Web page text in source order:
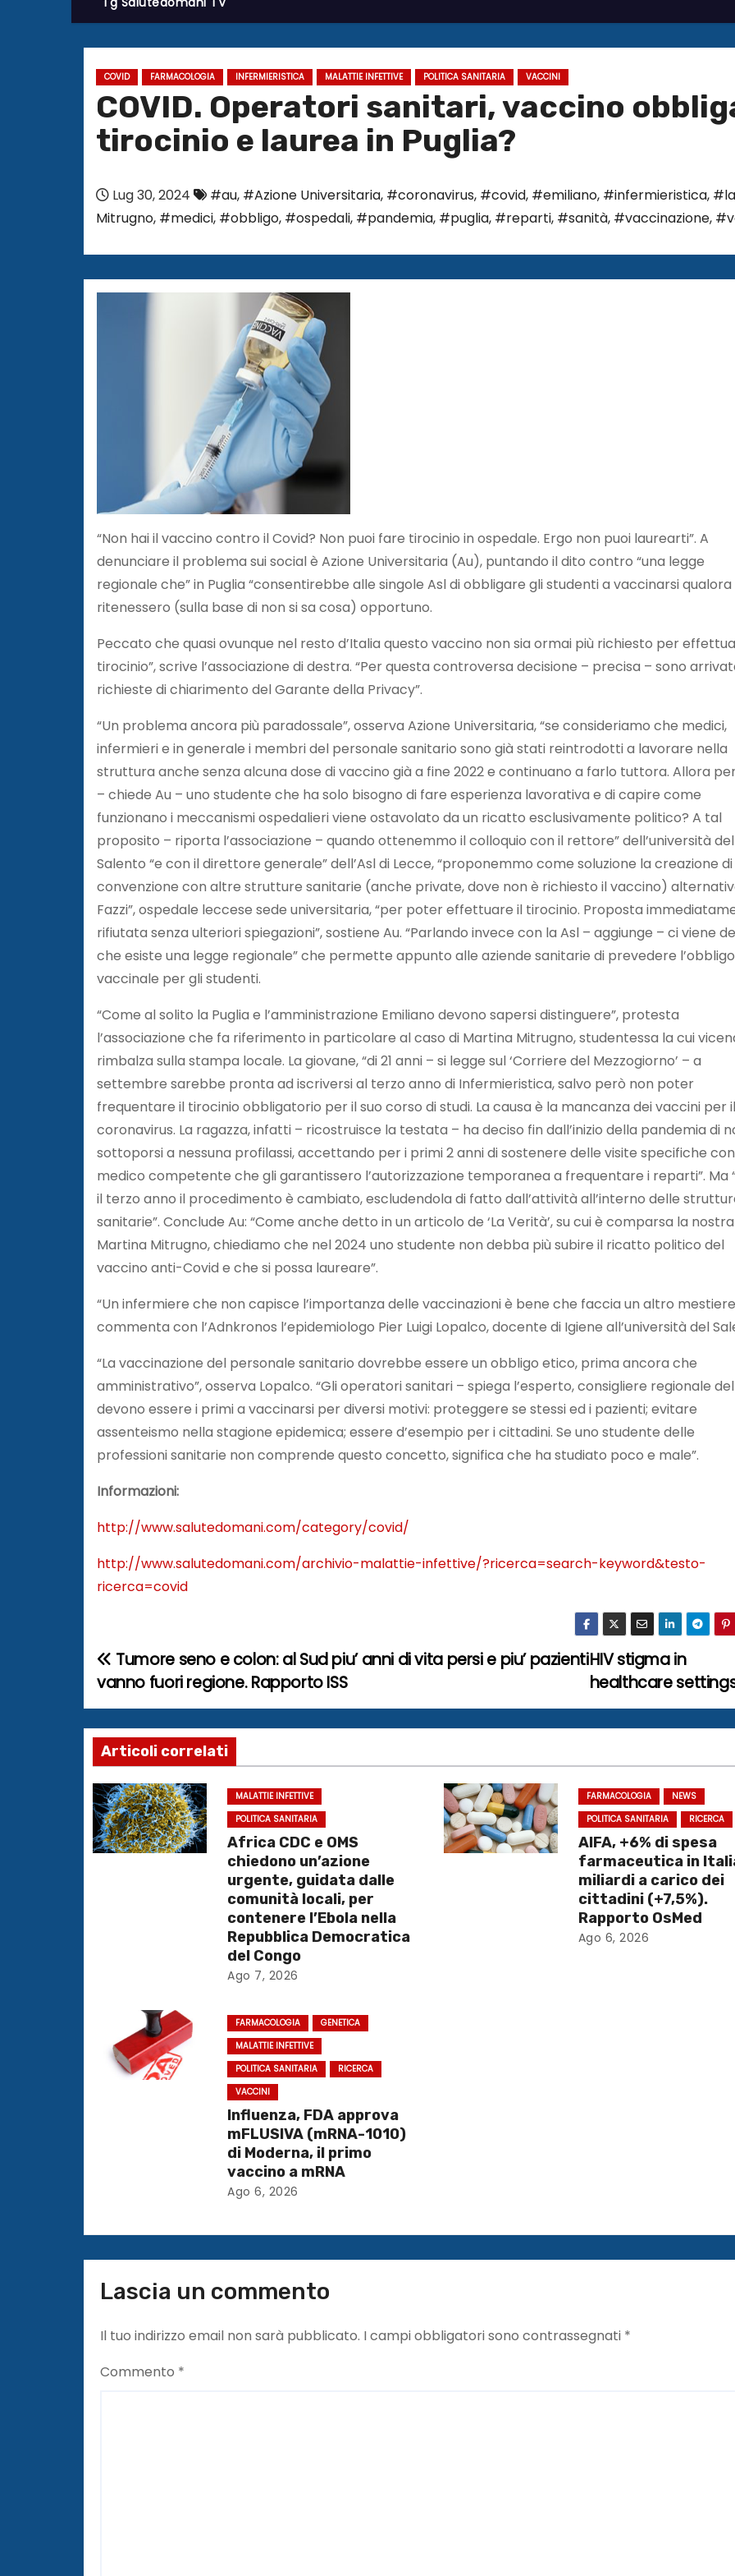
COVID FARMACOLOGIA INFERMIERISTICA MALATTIE INFETTIVE POLITICA SANITARIA VACCINI
COVID. Operatori sanitari, vaccino
tirocinio e laurea in Puglia?
Lug 30, 2024 #au, #Azione Universitaria, #coronavirus, #covid, #emiliano, #infermieristica,
Mitrugno, #medici, #obbligo, #ospedali, #pandemia, #puglia, #reparti, #sanità, #vaccinazione,
“Non hai il vaccino contro il Covid? Non puoi fare tirocinio in ospedale. Ergo non puoi laurearti”. A
denunciare il problema sui social è Azione Universitaria (Au), puntando il dito contro “una legge
regionale che” in Puglia “consentirebbe alle singole Asl di obbligare gli studenti a vaccinarsi qualora
ritenessero (sulla base di non si sa cosa) opportuno.
Peccato che quasi ovunque nel resto d’Italia questo vaccino non sia ormai più richiesto per
tirocinio”, scrive l’associazione di destra. “Per questa controversa decisione – precisa – sono
richieste di chiarimento del Garante della Privacy”.
“Un problema ancora più paradossale”, osserva Azione Universitaria, “se consideriamo che medici,
infermieri e in generale i membri del personale sanitario sono già stati reintrodotti a lavorare nella
struttura anche senza alcuna dose di vaccino già a fine 2022 e continuano a farlo tuttora. Allora
– chiede Au – uno studente che ha solo bisogno di fare esperienza lavorativa e di capire come
funzionano i meccanismi ospedalieri viene ostavolato da un ricatto esclusivamente politico? A tal
proposito – riporta l’associazione – quando ottenemmo il colloquio con il rettore” dell’università del
Salento “e con il direttore generale” dell’Asl di Lecce, “proponemmo come soluzione la creazione di
convenzione con altre strutture sanitarie (anche private, dove non è richiesto il vaccino)
Fazzi”, ospedale leccese sede universitaria, “per poter effettuare il tirocinio. Proposta
rifiutata senza ulteriori spiegazioni”, sostiene Au. “Parlando invece con la Asl – aggiunge – ci viene
che esiste una legge regionale” che permette appunto alle aziende sanitarie di prevedere l’obbligo
vaccinale per gli studenti.
“Come al solito la Puglia e l’amministrazione Emiliano devono sapersi distinguere”, protesta
l’associazione che fa riferimento in particolare al caso di Martina Mitrugno, studentessa la cui
rimbalza sulla stampa locale. La giovane, “di 21 anni – si legge sul ‘Corriere del Mezzogiorno’ – a
settembre sarebbe pronta ad iscriversi al terzo anno di Infermieristica, salvo però non poter
frequentare il tirocinio obbligatorio per il suo corso di studi. La causa è la mancanza dei vaccini per il
coronavirus. La ragazza, infatti – ricostruisce la testata – ha deciso fin dall’inizio della pandemia di
sottoporsi a nessuna profilassi, accettando per i primi 2 anni di sostenere delle visite specifiche
medico competente che gli garantissero l’autorizzazione temporanea a frequentare i reparti”. Ma
il terzo anno il procedimento è cambiato, escludendola di fatto dall’attività all’interno delle
sanitarie”. Conclude Au: “Come anche detto in un articolo de ‘La Verità’, su cui è comparsa la nostra
Martina Mitrugno, chiediamo che nel 2024 uno studente non debba più subire il ricatto politico del
vaccino anti-Covid e che si possa laureare”.
“Un infermiere che non capisce l’importanza delle vaccinazioni è bene che faccia un altro
commenta con l’Adnkronos l’epidemiologo Pier Luigi Lopalco, docente di Igiene all’università del
“La vaccinazione del personale sanitario dovrebbe essere un obbligo etico, prima ancora che
amministrativo”, osserva Lopalco. “Gli operatori sanitari – spiega l’esperto, consigliere regionale
devono essere i primi a vaccinarsi per diversi motivi: proteggere se stessi ed i pazienti; evitare
assenteismo nella stagione epidemica; essere d’esempio per i cittadini. Se uno studente delle
professioni sanitarie non comprende questo concetto, significa che ha studiato poco e male”.
Informazioni:
http://www.salutedomani.com/category/covid/
http://www.salutedomani.com/archivio-malattie-infettive/?ricerca=search-keyword&testo-
ricerca=covid
N
a
v
i
g
a
a
l
i
HIV stigma in
healthcare
Tumore seno e colon: al Sud piu’ anni di vita persi e piu’ pazienti
vanno fuori regione. Rapporto ISS
Articoli correlati
MALATTIE INFETTIVE
POLITICA SANITARIA
Africa CDC e OMS
chiedono un’azione
urgente, guidata dalle
comunità locali, per
contenere l’Ebola nella
Repubblica Democratica
del Congo
Ago 7, 2026
FARMACOLOGIA
NEWS
POLITICA SANITARIA
RICERCA
AIFA, +6% di spesa
farmaceutica in
miliardi a carico dei
cittadini (+7,5%).
Rapporto OsMed
Ago 6, 2026
FARMACOLOGIA
GENETICA
MALATTIE INFETTIVE
POLITICA SANITARIA
RICERCA
VACCINI
Influenza, FDA approva
mFLUSIVA (mRNA-1010)
di Moderna, il primo
vaccino a mRNA
Ago 6, 2026
Lascia un commento
Il tuo indirizzo email non sarà pubblicato. I campi obbligatori sono contrassegnati *
Commento *